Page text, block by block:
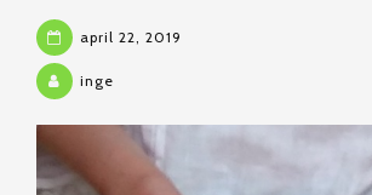
april 22, 2019
inge